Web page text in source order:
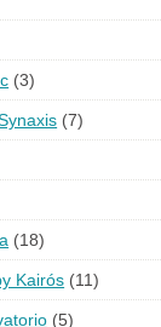
(3)
(7)
(18)
Kairós (11)
(5)